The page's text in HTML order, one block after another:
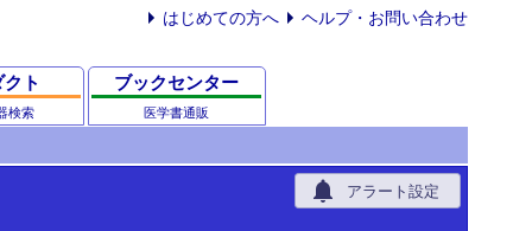
はじめての方へ ヘルプ・お問い合わせ
ト
検索
ブックセンター
医学書通販
notifications アラート設定